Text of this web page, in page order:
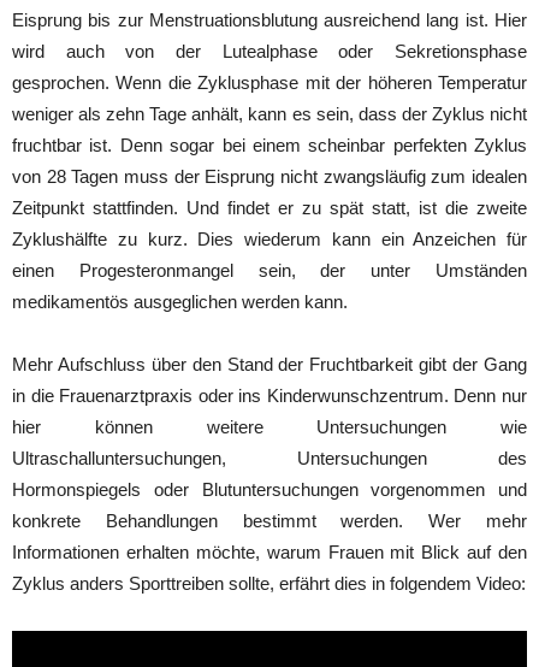
Eisprung bis zur Menstruationsblutung ausreichend lang ist. Hier
wird auch von der Lutealphase oder Sekretionsphase
gesprochen. Wenn die Zyklusphase mit der höheren Temperatur
weniger als zehn Tage anhält, kann es sein, dass der Zyklus nicht
fruchtbar ist. Denn sogar bei einem scheinbar perfekten Zyklus
von 28 Tagen muss der Eisprung nicht zwangsläufig zum idealen
Zeitpunkt stattfinden. Und findet er zu spät statt, ist die zweite
Zyklushälfte zu kurz. Dies wiederum kann ein Anzeichen für
einen Progesteronmangel sein, der unter Umständen
medikamentös ausgeglichen werden kann.
Mehr Aufschluss über den Stand der Fruchtbarkeit gibt der Gang
in die Frauenarztpraxis oder ins Kinderwunschzentrum. Denn nur
hier können weitere Untersuchungen wie
Ultraschalluntersuchungen, Untersuchungen des
Hormonspiegels oder Blutuntersuchungen vorgenommen und
konkrete Behandlungen bestimmt werden. Wer mehr
Informationen erhalten möchte, warum Frauen mit Blick auf den
Zyklus anders Sporttreiben sollte, erfährt dies in folgendem Video: